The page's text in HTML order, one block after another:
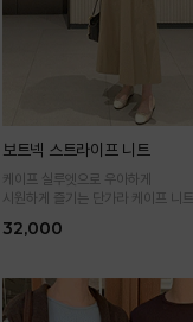
보트넥 스트라이프 니트
케이프 실루엣으로 우아하게
시원하게 즐기는 단가라 케이프 니트
32,000